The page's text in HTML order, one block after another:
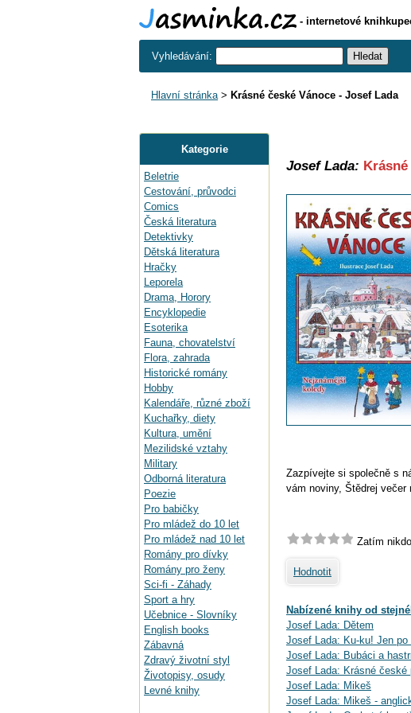
- internetové
Vyhledávání:
Hlavní stránka> Krásné české Vánoce - Josef Lada
Kategorie
Beletrie
Cestování, průvodci
Comics
Česká literatura
Detektivky
Dětská literatura
Hračky
Leporela
Drama, Horory
Encyklopedie
Esoterika
Fauna, chovatelství
Flora, zahrada
Historické romány
Hobby
Kalendáře, různé zboží
Kuchařky, diety
Kultura, umění
Mezilidské vztahy
Military
Odborná literatura
Poezie
Pro babičky
Pro mládež do 10 let
Pro mládež nad 10 let
Romány pro dívky
Romány pro ženy
Sci-fi - Záhady
Sport a hry
Učebnice - Slovníky
English books
Zábavná
Zdravý životní styl
Životopisy, osudy
Levné knihy
Josef Lada:
Zazpívejte si společně s
vám noviny, Štědrej večer
Zatím
Hodnotit
Nabízené knihy od
Josef Lada: Dětem
Josef Lada: Ku-ku! Jen
Josef Lada: Bubáci a
Josef Lada: Krásné
Josef Lada: Mikeš
Josef Lada: Mikeš -